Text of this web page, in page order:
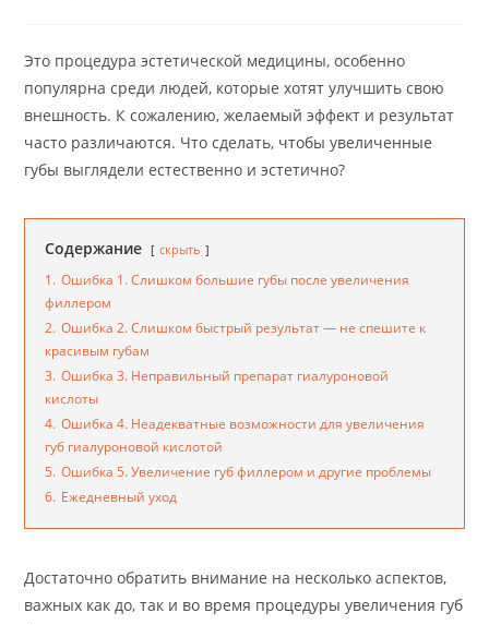
Это процедура эстетической медицины, особенно
популярна среди людей, которые хотят улучшить свою
внешность. К сожалению, желаемый эффект и результат
часто различаются. Что сделать, чтобы увеличенные
губы выглядели естественно и эстетично?
Содержание скрыть
1. Ошибка 1. Слишком большие губы после увеличения
филлером
2. Ошибка 2. Слишком быстрый результат — не спешите к
красивым губам
3. Ошибка 3. Неправильный препарат гиалуроновой
кислоты
4. Ошибка 4. Неадекватные возможности для увеличения
губ гиалуроновой кислотой
5. Ошибка 5. Увеличение губ филлером и другие проблемы
6. Ежедневный уход
Достаточно обратить внимание на несколько аспектов,
важных как до, так и во время процедуры увеличения губ